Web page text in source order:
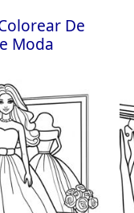
De
Moda